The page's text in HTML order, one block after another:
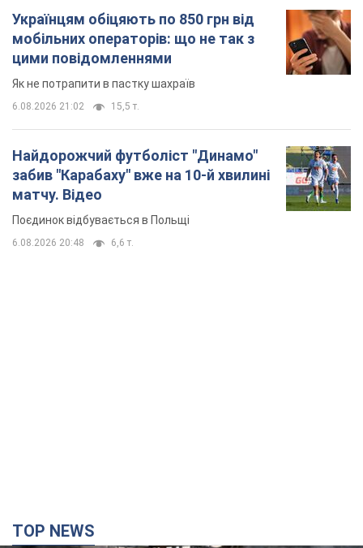
Українцям обіцяють по 850 грн від
мобільних операторів: що не так з
цими повідомленнями
Як не потрапити в пастку шахраїв
6.08.2026 21:02 15,5 т.
Найдорожчий футболіст "Динамо"
забив "Карабаху" вже на 10-й хвилині
матчу. Відео
Поєдинок відбувається в Польщі
6.08.2026 20:48 6,6 т.
TOP NEWS